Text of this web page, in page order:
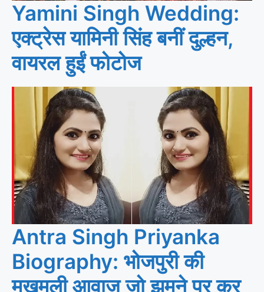
Yamini Singh Wedding:
एक्ट्रेस यामिनी सिंह बनीं दुल्हन,
वायरल हुईं फोटोज
Antra Singh Priyanka
Biography: भोजपुरी की
मखमली आवाज जो झूमने पर कर